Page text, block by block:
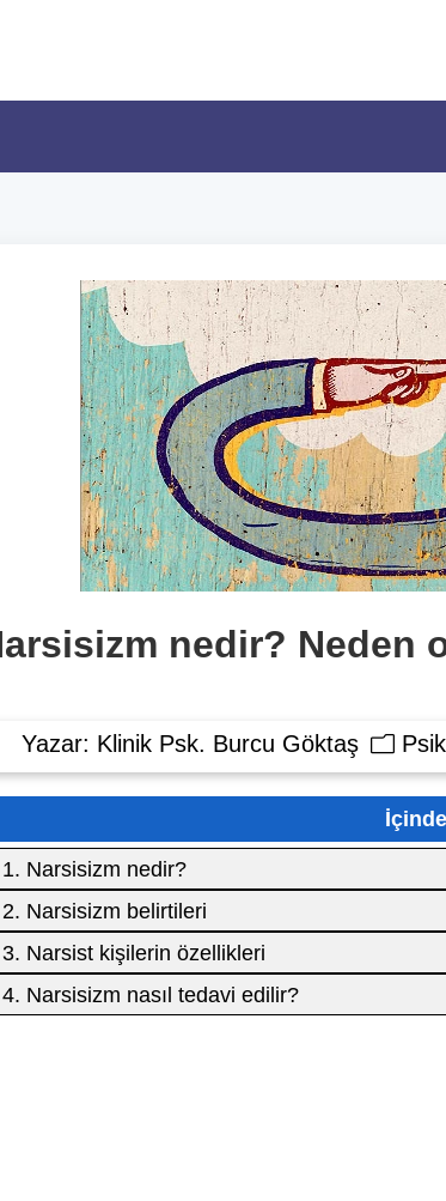
nedir? Neden
Yazar: Klinik Psk. Burcu Göktaş
1. Narsisizm nedir?
2. Narsisizm belirtileri
3. Narsist kişilerin özellikleri
4. Narsisizm nasıl tedavi edilir?